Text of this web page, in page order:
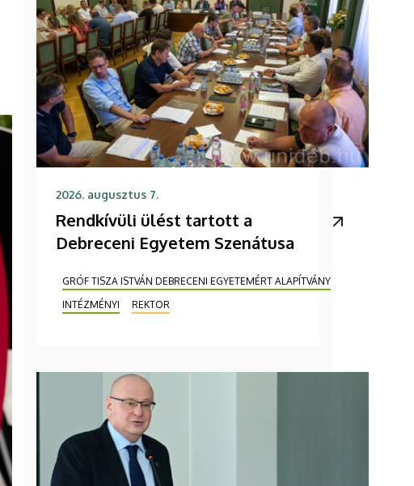
2026. augusztus 7.
Rendkívüli ülést tartott a
Debreceni Egyetem Szenátusa
GRÓF TISZA ISTVÁN DEBRECENI EGYETEMÉRT ALAPÍTVÁNY
INTÉZMÉNYI
REKTOR